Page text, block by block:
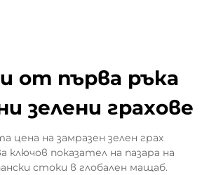
от първа ръка
зелени грахове
цена на замразен зелен грах
ключов показател на пазара на
стоки в глобален мащаб.